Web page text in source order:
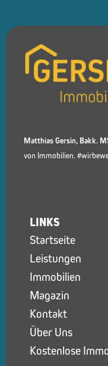
Matthias Gersin, Bakk.
von Immobilien.
LINKS
Startseite
Leistungen
Immobilien
Magazin
Kontakt
Über Uns
Kostenlose